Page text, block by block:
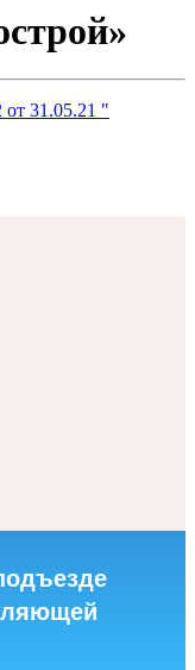
31.05.21 "